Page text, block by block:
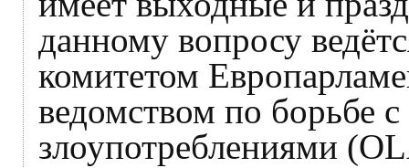
данному вопросу
комитетом
ведомством по борьбе
злоупотреблениями